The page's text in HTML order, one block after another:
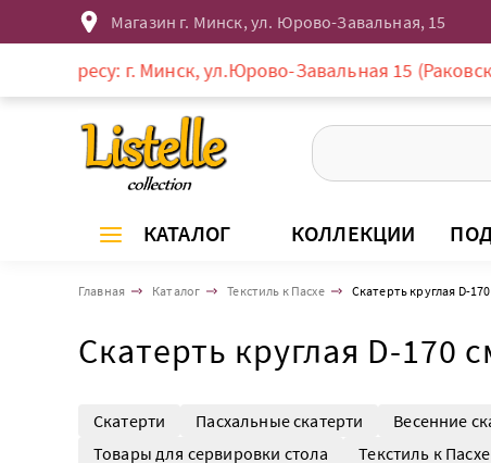
Магазин г. Минск, ул. Юрово-Завальная, 15
г. Минск, ул.Юрово-Завальная 15 (Раковское
КАТАЛОГ КОЛЛЕКЦИИ
Главная Каталог Текстиль к Пасхе Скатерть круглая D-
Скатерть круглая D-170
Скатерти Пасхальные скатерти Весенние
Товары для сервировки стола
Текстиль к Пасхе